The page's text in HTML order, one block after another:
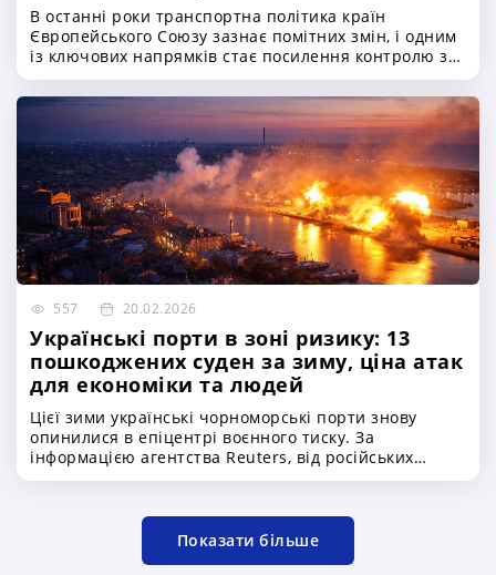
В останні роки транспортна політика країн
Європейського Союзу зазнає помітних змін, і одним
із ключових напрямків стає посилення контролю за
вагою вантажних автомобілів. Ця тенденція
зумовлена одразу кількома факторами — від
необхідності підвищення безпеки на дорогах до
прагнення зберегти дорожню інфраструктуру та
забезпечити рівні умови конкуренції для всіх
учасників ринку перевезень. Центральне місце в
новій системі контролю займають технології
зважування транспортних засобів у русі, відомі як
Weigh in Motion (WIM), які поступово стають
невід’ємною частиною європейських
автомагістралей
557 20.02.2026
Українські порти в зоні ризику: 13
пошкоджених суден за зиму, ціна атак
для економіки та людей
Цієї зими українські чорноморські порти знову
опинилися в епіцентрі воєнного тиску. За
інформацією агентства Reuters, від російських
ударів по портовій інфраструктурі України
Йдеться не лише про пошкоджений метал чи вибиті
ілюмінатори — мова про мільйони тонн
продовольства, валютні надходження держави та
Показати більше